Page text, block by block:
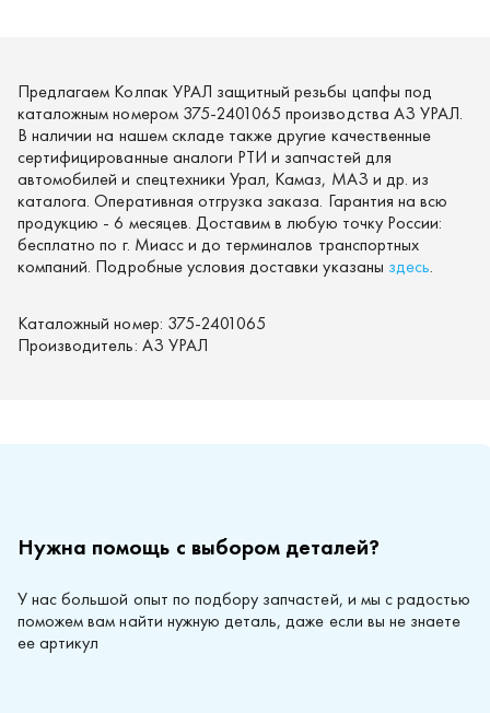
Предлагаем Колпак УРАЛ защитный резьбы цапфы под
каталожным номером 375-2401065 производства АЗ УРАЛ.
В наличии на нашем складе также другие качественные
сертифицированные аналоги РТИ и запчастей для
автомобилей и спецтехники Урал, Камаз, МАЗ и др. из
каталога. Оперативная отгрузка заказа. Гарантия на всю
продукцию - 6 месяцев. Доставим в любую точку России:
бесплатно по г. Миасс и до терминалов транспортных
компаний. Подробные условия доставки указаны здесь.
Каталожный номер: 375-2401065
Производитель: АЗ УРАЛ
Нужна помощь с выбором деталей?
У нас большой опыт по подбору запчастей, и мы с радостью
поможем вам найти нужную деталь, даже если вы не знаете
ее артикул